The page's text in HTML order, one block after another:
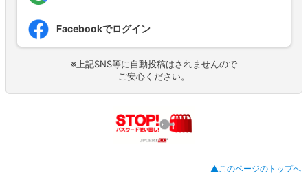
Facebookでログイン
※上記SNS等に自動投稿はされませんので
ご安心ください。
▲このページのトップへ